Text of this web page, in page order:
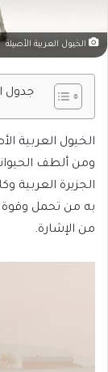
الخيول العربية الأصيلة
جدول
الخيول العربية
ومن ألطف
الجزيرة العربية
به من تحمل وقوة
من الإشارة.